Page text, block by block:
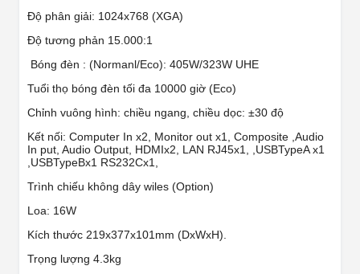
Độ phân giải: 1024x768 (XGA)
Độ tương phản 15.000:1
Bóng đèn : (Normanl/Eco): 405W/323W UHE
Tuổi thọ bóng đèn tối đa 10000 giờ (Eco)
Chỉnh vuông hình: chiều ngang, chiều dọc: ±30 độ
Kết nối: Computer In x2, Monitor out x1, Composite ,Audio
In put, Audio Output, HDMIx2, LAN RJ45x1, ,USBTypeA x1
,USBTypeBx1 RS232Cx1,
Trình chiếu không dây wiles (Option)
Loa: 16W
Kích thước 219x377x101mm (DxWxH).
Trọng lượng 4.3kg